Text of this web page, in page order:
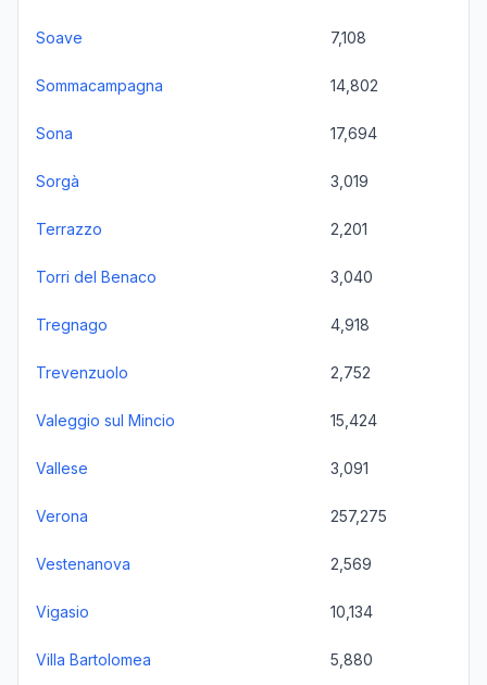
Soave 7,108
Sommacampagna 14,802
Sona 17,694
Sorgà 3,019
Terrazzo 2,201
Torri del Benaco 3,040
Tregnago 4,918
Trevenzuolo 2,752
Valeggio sul Mincio 15,424
Vallese 3,091
Verona 257,275
Vestenanova 2,569
Vigasio 10,134
Villa Bartolomea 5,880